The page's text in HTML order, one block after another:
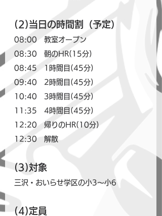
(2)当日の時間割（予定）
08:00　教室オープン
08:30　朝のHR(15分)
08:45　1時間目(45分)
09:40　2時間目(45分)
10:40　3時間目(45分)
11:35　4時間目(45分)
12:20　帰りのHR(10分)
12:30　解散
(3)対象
三沢・おいらせ学区の小3～小6
(4)定員